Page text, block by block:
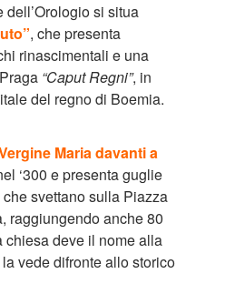
dell’Orologio si situa
, che presenta
rinascimentali e una
“Caput Regni”, in
del regno di Boemia.
Maria davanti a
‘300 e presenta guglie
svettano sulla Piazza
raggiungendo anche 80
chiesa deve il nome alla
vede difronte allo storico